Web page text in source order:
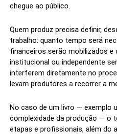
chegue ao público.
Quem produz precisa definir,
trabalho: quanto tempo será
financeiros serão mobilizados e
institucional ou independente
interferem diretamente no
levam produtores a recorrer a
No caso de um livro — exemplo
complexidade da produção — o
etapas e profissionais, além do